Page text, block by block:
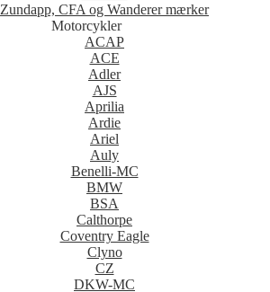
Zundapp, CFA og Wanderer mærker
Motorcykler
ACAP
ACE
Adler
AJS
Aprilia
Ardie
Ariel
Auly
Benelli-MC
BMW
BSA
Calthorpe
Coventry Eagle
Clyno
CZ
DKW-MC